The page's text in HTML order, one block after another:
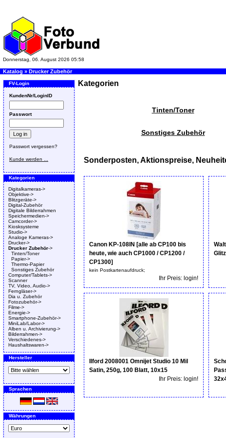
Donnerstag, 06. August 2026 05:58
Katalog » Drucker Zubehör
FV-Login
KundenNr/LoginID
Passwort
Passwort vergessen?
Kunde werden ...
Kategorien
Digitalkameras->
Objektive->
Blitzgeräte->
Digital-Zubehör
Digitale Bilderrahmen
Speichermedien->
Camcorder->
Kiosksysteme
Studio->
Analoge Kameras->
Drucker->
Drucker Zubehör->
Tinten/Toner
Papier->
Thermo-Papier
Sonstiges Zubehör
Computer/Tablets->
Scanner
TV, Video, Audio->
Ferngläser->
Dia u. Zubehör
Fotozubehör->
Filme->
Energie->
Smartphone-Zubehör->
MiniLab/Labor->
Alben u. Archivierung->
Bilderrahmen->
Verschiedenes->
Haushaltswaren->
Hersteller
Sprachen
Währungen
Kategorien
Tinten/Toner
Sonstiges Zubehör
Sonderposten, Aktionspreise,
Canon KP-108IN [alle ab CP100 bis
heute, wie auch CP1000 / CP1200 /
CP1300]
kein Postkartenaufdruck;
Ihr Preis: login!
Ilford 2008001 Omnijet Studio 10 Mil
Satin, 250g, 100 Blatt, 10x15
Ihr Preis: login!